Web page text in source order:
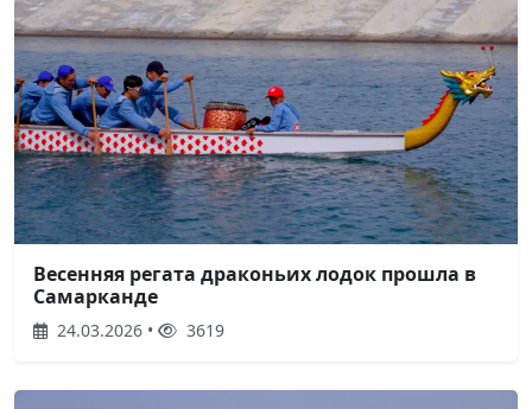
Весенняя регата драконьих лодок прошла в
Самарканде
24.03.2026 • 3619